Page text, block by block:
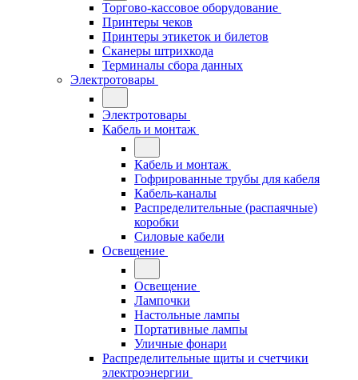
Торгово-кассовое оборудование
Принтеры чеков
Принтеры этикеток и билетов
Сканеры штрихкода
Терминалы сбора данных
Электротовары
Электротовары
Кабель и монтаж
Кабель и монтаж
Гофрированные трубы для кабеля
Кабель-каналы
Распределительные (распаячные)
коробки
Силовые кабели
Освещение
Освещение
Лампочки
Настольные лампы
Портативные лампы
Уличные фонари
Распределительные щиты и счетчики
электроэнергии